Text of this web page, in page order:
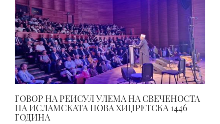
ГОВОР НА РЕИСУЛ УЛЕМА НА СВЕЧЕНОСТА
НА ИСЛАМСКАТА НОВА ХИЏРЕТСКА 1446
ГОДИНА